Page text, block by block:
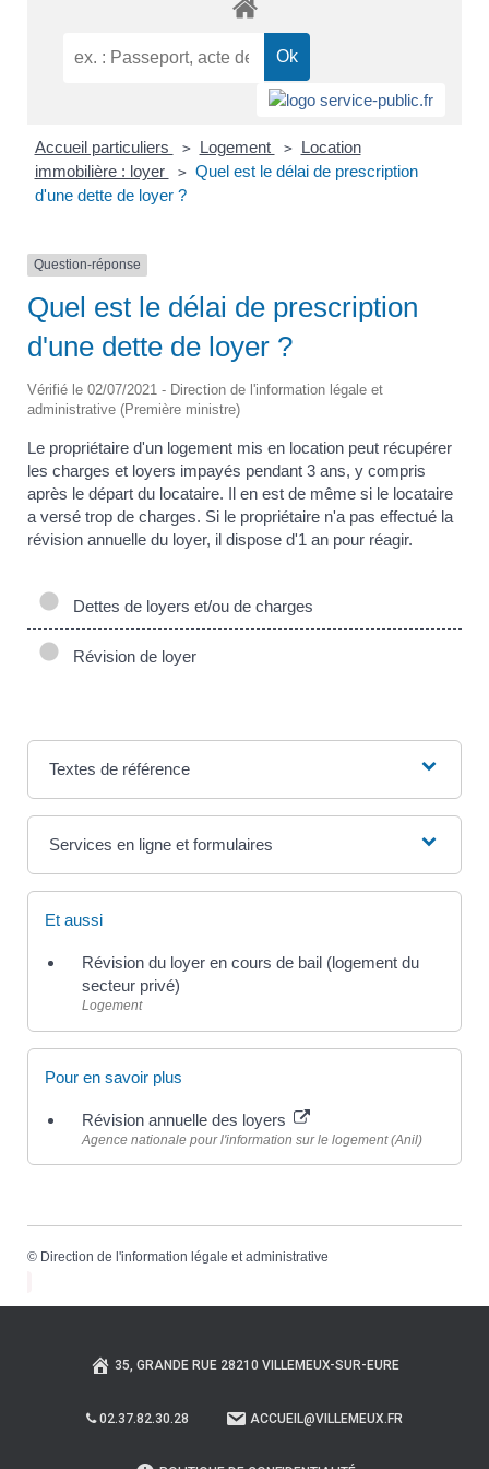
Accueil particuliers > Logement >
Location
immobilière : loyer
> Quel est le délai de prescription
d'une dette de loyer ?
Question-réponse
Quel est le délai de prescription
d'une dette de loyer ?
Vérifié le 02/07/2021 - Direction de l'information légale et
administrative (Première ministre)
Le propriétaire d'un logement mis en location peut récupérer
les charges et loyers impayés pendant 3 ans, y compris
après le départ du locataire. Il en est de même si le locataire
a versé trop de charges. Si le propriétaire n'a pas effectué la
révision annuelle du loyer, il dispose d'1 an pour réagir.
Dettes de loyers et/ou de charges
Révision de loyer
Textes de référence
Services en ligne et formulaires
Et aussi
Révision du loyer en cours de bail (logement du
secteur privé)
Logement
Pour en savoir plus
Révision annuelle des loyers
Agence nationale pour l'information sur le logement (Anil)
© Direction de l'information légale et administrative
35, GRANDE RUE 28210 VILLEMEUX-SUR-EURE
02.37.82.30.28 ACCUEIL@VILLEMEUX.FR